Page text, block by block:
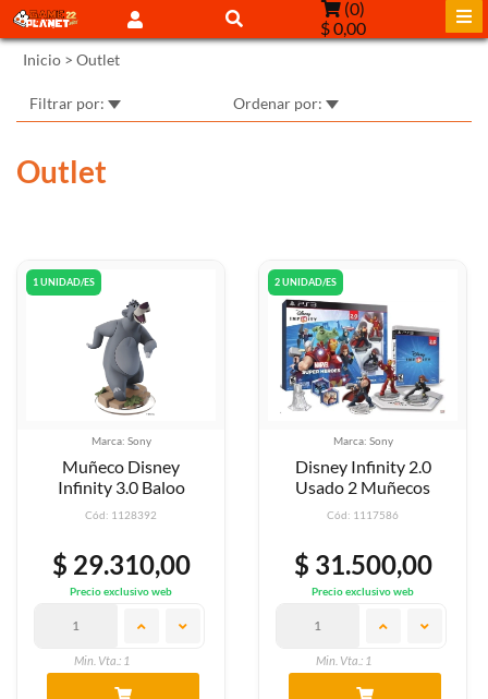
(0)
$ 0,00
Inicio > Outlet
Filtrar por: Ordenar por:
Outlet
1 UNIDAD/ES
Marca: Sony
Muñeco Disney
Infinity 3.0 Baloo
Cód: 1128392
$ 29.310,00
Precio exclusivo web
Min. Vta.: 1
2 UNIDAD/ES
Marca: Sony
Disney Infinity 2.0
Usado 2 Muñecos
Cód: 1117586
$ 31.500,00
Precio exclusivo web
Min. Vta.: 1